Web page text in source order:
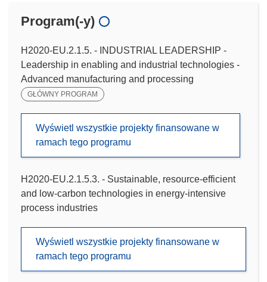
Program(-y)
H2020-EU.2.1.5. - INDUSTRIAL LEADERSHIP -
Leadership in enabling and industrial technologies -
Advanced manufacturing and processing
GŁÓWNY PROGRAM
Wyświetl wszystkie projekty finansowane w
ramach tego programu
H2020-EU.2.1.5.3. - Sustainable, resource-efficient
and low-carbon technologies in energy-intensive
process industries
Wyświetl wszystkie projekty finansowane w
ramach tego programu